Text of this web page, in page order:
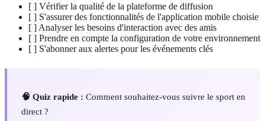
[ ] Vérifier la qualité de la plateforme de diffusion
[ ] S'assurer des fonctionnalités de l'application mobile choisie
[ ] Analyser les besoins d'interaction avec des amis
[ ] Prendre en compte la configuration de votre environnement
[ ] S'abonner aux alertes pour les événements clés
🧠 Quiz rapide : Comment souhaitez-vous suivre le sport en
direct ?